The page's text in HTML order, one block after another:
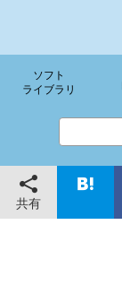
ソフト
ライブラリ
共有